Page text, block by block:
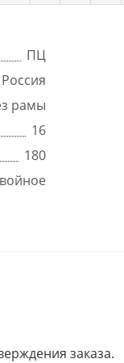
ПЦ
Россия
рамы
16
180
заказа.